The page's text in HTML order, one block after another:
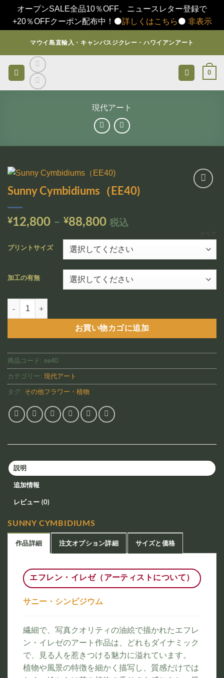
オープンSALE全品10％OFF。ニュースレター登録で
+20％OFFクーポン配布中！⚫️詳しくはこちら⚫️ 非表示
マウイ島直輸入・キャンバスジクレー・ハワイアンアート
0
現代アート
Sunny Cymbidiums（EE40)
¥12,800 – ¥88,800価
帯:
¥12,800
–
¥88,800
税込
プリントサイズ
加工の有無
クリア
Sunny Cymbidiums（EE40)個
お買い物カゴに追加
商品コード: ee40
カテゴリー: 現代アート
タグ: その他フラワー・植物
説明
追加情報
レビュー (0)
SUNNY CYMBIDIUMS
作品詳細 注文オプション詳細 サイズと価格
エフレン・イレゼ（アーティストについて）
サニー・シンビジウム
繊細で、写真クオリティの油絵で描かれたエフレ
ン・イレゼのアート作品は、どれもダイナミック
で、見る人を惹きつける魅力に溢れています。
植物や風景の特徴を細かく描写し、質感だけでは